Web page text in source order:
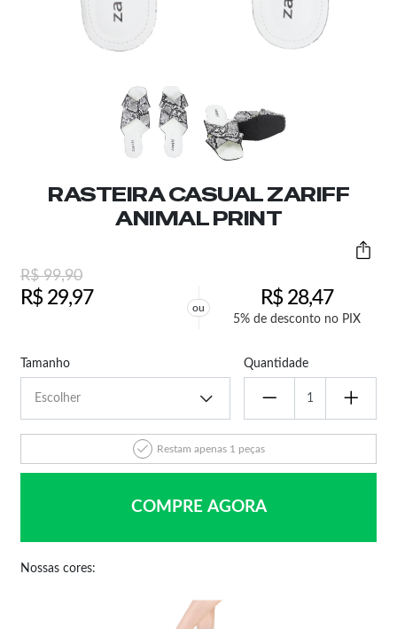
RASTEIRA CASUAL ZARIFF
ANIMAL PRINT
R$99,90
R$29,97 ou R$28,47
5% de desconto no PIX
Tamanho Quantidade
Restam apenas 1 peças
COMPRE AGORA
Nossas cores: